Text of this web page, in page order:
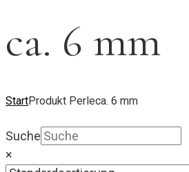
ca. 6 mm
StartProdukt Perleca. 6 mm
Suche
×